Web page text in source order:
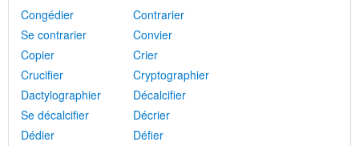
Congédier
Contrarier
Se contrarier
Convier
Copier
Crier
Crucifier
Cryptographier
Dactylographier
Décalcifier
Se décalcifier
Décrier
Dédier
Défier